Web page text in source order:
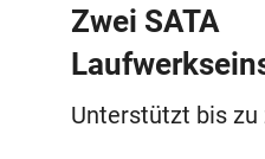
Zwei SATA
Unterstützt bis zu